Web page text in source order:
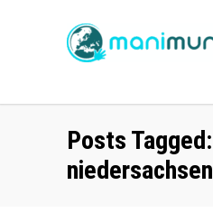
Posts Tagged:
niedersachsen